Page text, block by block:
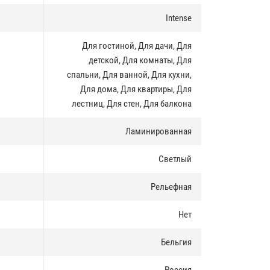
Intense
Для гостиной, Для дачи, Для
детской, Для комнаты, Для
спальни, Для ванной, Для кухни,
Для дома, Для квартиры, Для
лестниц, Для стен, Для балкона
Ламинированная
Светлый
Рельефная
Нет
Бельгия